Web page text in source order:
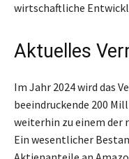
wirtschaftliche
Aktuelles
Im Jahr 2024 wird das
beeindruckende 200
weiterhin zu einem der
Ein wesentlicher